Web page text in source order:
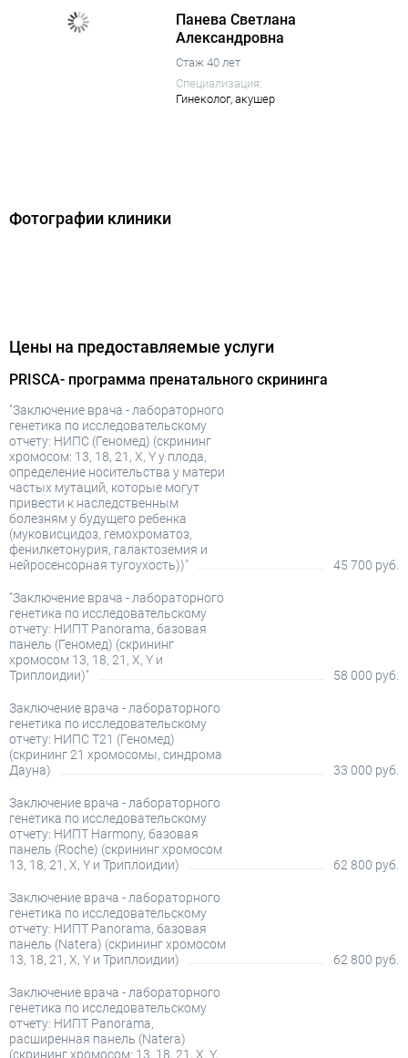
Панева Светлана
Александровна
Стаж 40 лет
Специализация:
Гинеколог, акушер
Фотографии клиники
Цены на предоставляемые услуги
PRISCA- программа пренатального скрининга
"Заключение врача - лабораторного
генетика по исследовательскому
отчету: НИПС (Геномед) (скрининг
хромосом: 13, 18, 21, X, Y у плода,
определение носительства у матери
частых мутаций, которые могут
привести к наследственным
болезням у будущего ребенка
(муковисцидоз, гемохроматоз,
фенилкетонурия, галактоземия и
нейросенсорная тугоухость))"
45 700 руб.
"Заключение врача - лабораторного
генетика по исследовательскому
отчету: НИПТ Panorama, базовая
панель (Геномед) (скрининг
хромосом 13, 18, 21, X, Y и
Триплоидии)"
58 000 руб.
Заключение врача - лабораторного
генетика по исследовательскому
отчету: НИПС Т21 (Геномед)
(скрининг 21 хромосомы, синдрома
Дауна)
33 000 руб.
Заключение врача - лабораторного
генетика по исследовательскому
отчету: НИПТ Harmony, базовая
панель (Roche) (скрининг хромосом
13, 18, 21, X, Y и Триплоидии)
62 800 руб.
Заключение врача - лабораторного
генетика по исследовательскому
отчету: НИПТ Panorama, базовая
панель (Natera) (скрининг хромосом
13, 18, 21, X, Y и Триплоидии)
62 800 руб.
Заключение врача - лабораторного
генетика по исследовательскому
отчету: НИПТ Panorama,
расширенная панель (Natera)
(скрининг хромосом: 13, 18, 21, X, Y,